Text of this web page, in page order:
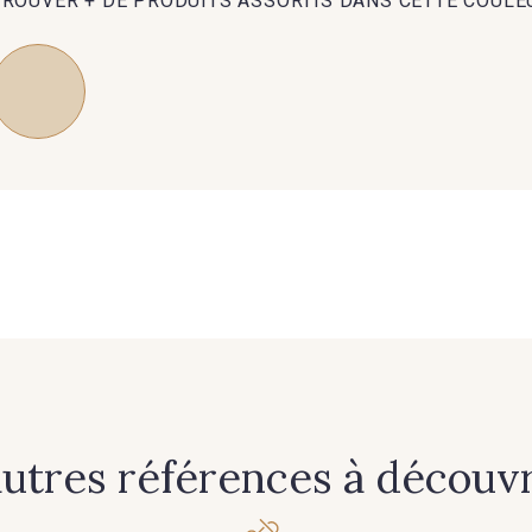
références à